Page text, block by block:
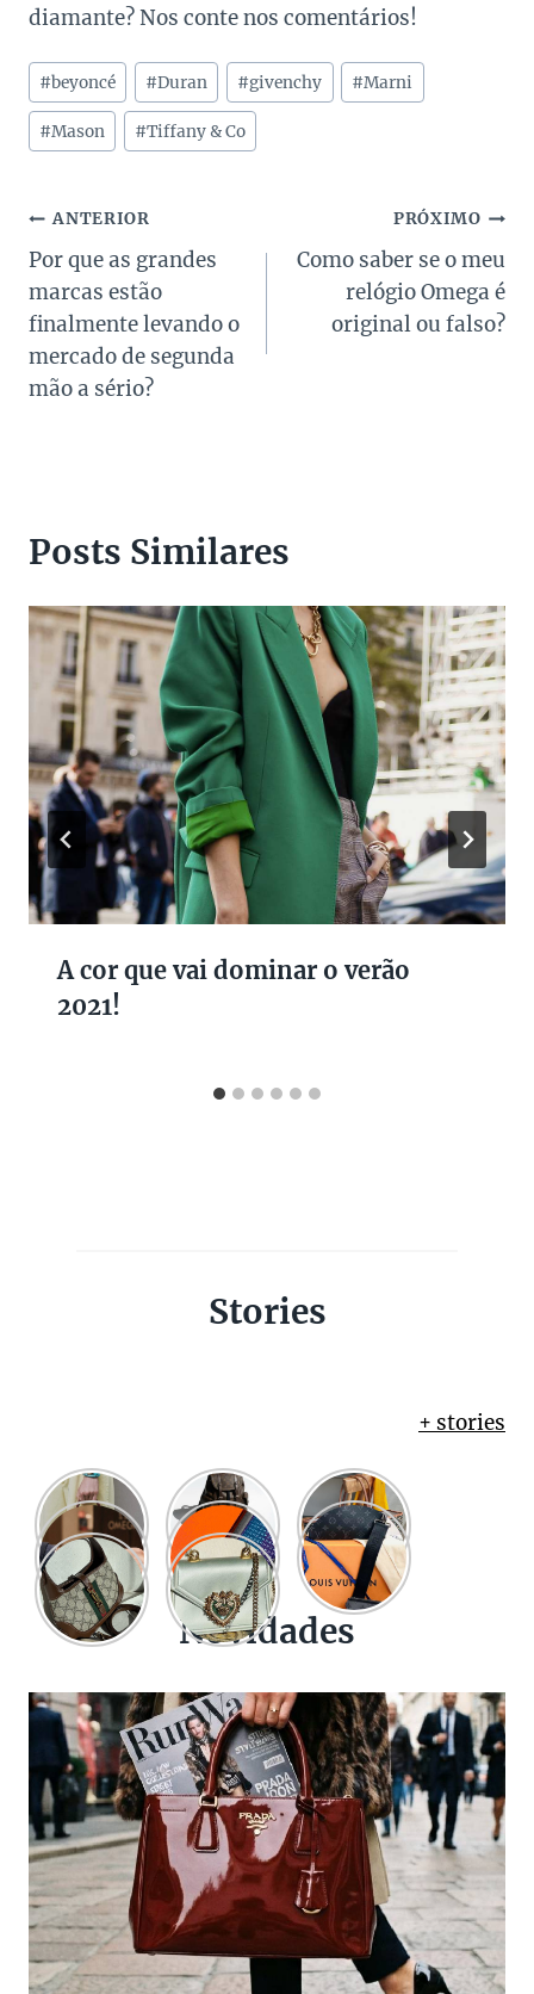
diamante? Nos conte nos comentários!
Tags
do
Post:
#beyoncé #Duran #givenchy #Marni
#Mason #Tiffany & Co
Navegação
de
Post
ANTERIOR
Por que as grandes
marcas estão
finalmente levando o
mercado de segunda
mão a sério?
PRÓXIMO
Como saber se o meu
relógio Omega é
original ou falso?
Posts Similares
A cor que vai dominar o verão
2021!
Stories
+ stories
Novidades